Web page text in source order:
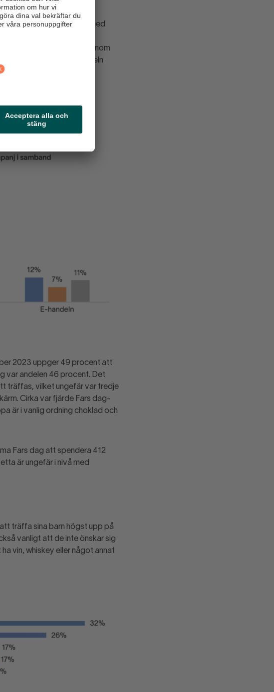
i samband med
de planerar en
från höga nivåer. Även inom
Inom e-handeln
412
2023 uppger 49 procent att
var andelen 46 procent. Det
träffas, vilket ungefär var tredje
Cirka var fjärde Fars dag-
är i vanlig ordning choklad och
Fars dag att spendera 412
är ungefär i nivå med
träffa sina barn högst upp på
vanligt att de inte önskar sig
vin, whiskey eller något annat